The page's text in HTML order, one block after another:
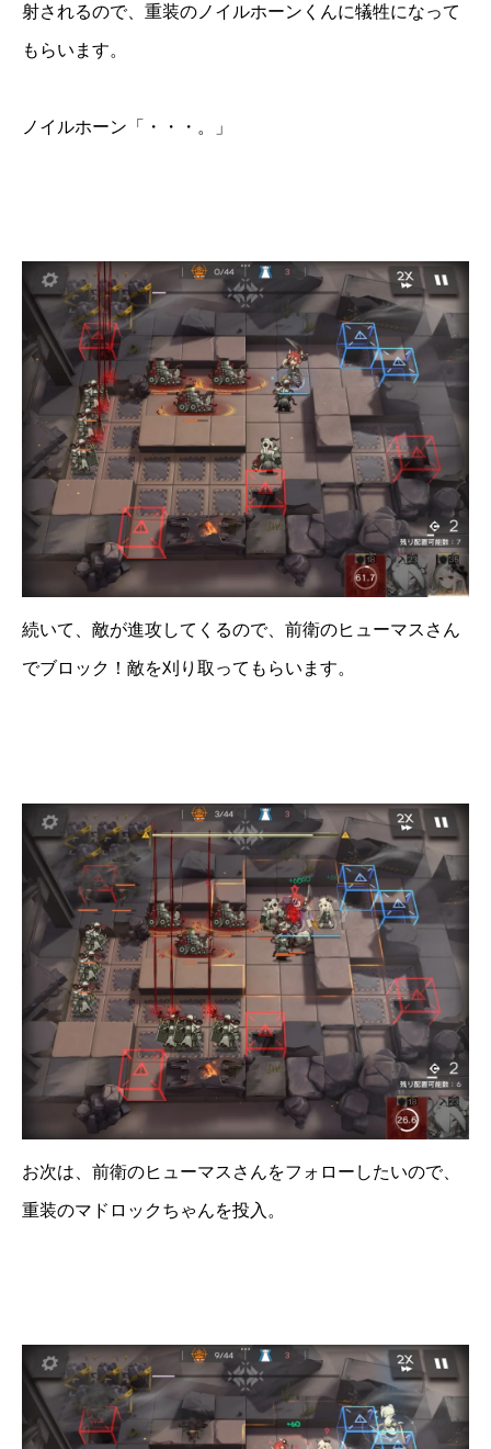
射されるので、重装のノイルホーンくんに犠牲になって
もらいます。
ノイルホーン「・・・。」
続いて、敵が進攻してくるので、前衛のヒューマスさん
でブロック！敵を刈り取ってもらいます。
お次は、前衛のヒューマスさんをフォローしたいので、
重装のマドロックちゃんを投入。